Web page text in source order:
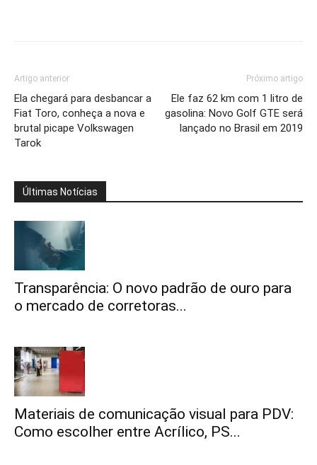
Artigo anterior
Ela chegará para desbancar a
Fiat Toro, conheça a nova e
brutal picape Volkswagen
Tarok
Próximo artigo
Ele faz 62 km com 1 litro de
gasolina: Novo Golf GTE será
lançado no Brasil em 2019
Últimas Notícias
Transparência: O novo padrão de ouro para
o mercado de corretoras...
Materiais de comunicação visual para PDV:
Como escolher entre Acrílico, PS...